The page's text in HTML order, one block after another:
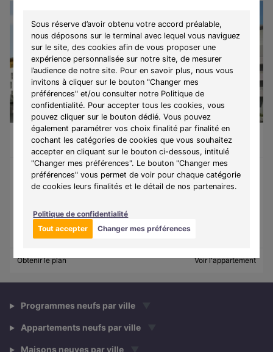
Sous réserve d’avoir obtenu votre accord préalable,
nous déposons sur le terminal avec lequel vous naviguez
sur le site, des cookies afin de vous proposer une
expérience personnalisée sur notre site, de mesurer
l’audience de notre site. Pour en savoir plus, nous vous
invitons à cliquer sur le bouton "Changer mes
préférences" et/ou consulter notre Politique de
confidentialité. Pour accepter tous les cookies, vous
pouvez cliquer sur le bouton dédié. Vous pouvez
également paramétrer vos choix finalité par finalité en
cochant les catégories de cookies que vous souhaitez
accepter en cliquant sur le bouton ci-dessous, intitulé
"Changer mes préférences". Le bouton "Changer mes
préférences" vous permet de voir pour chaque catégorie
de cookies leurs finalités et le détail de nos partenaires.
Politique de confidentialité
Tout accepter
Changer mes préférences
LIBRE
Appartement 2 pièces de 42,93m²
Lucé (28110)
165 000 €
A partir de853€/mois
Programme :Carré Novela
connectée permettant de réserver des vélos électriques et
d'échanger avec ses voisins.
Obtenir le plan Voir l'appartement
Programmes neufs par ville
Appartements neufs par ville
Maisons neuves par ville